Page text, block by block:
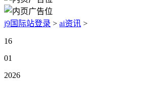
j9国际站登录 > ai资讯 >
16
01
2026